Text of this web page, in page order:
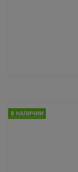
В НАЛИЧИИ